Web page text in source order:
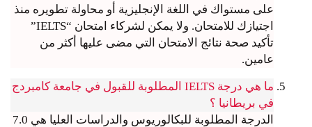
على مستواك في اللغة الإنجليزية أو محاولة تطويره منذ
اجتيازك للامتحان. ولا يمكن لشركاء امتحان “IELTS”
تأكيد صحة نتائج الامتحان التي مضى عليها أكثر من
عامين.
ما هي درجة IELTS المطلوبة للقبول في جامعة كامبردج
في بريطانيا ؟
الدرجة المطلوبة للبكالوريوس والدراسات العليا هي 7.0